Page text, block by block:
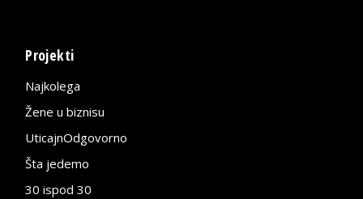
Projekti
Najkolega
Žene u biznisu
UticajnOdgovorno
Šta jedemo
30 ispod 30